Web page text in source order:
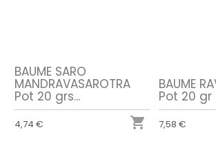
BAUME SARO
MANDRAVASAROTRA
Pot 20 grs...
4,74 € 
BAUME
Pot 20 gr
7,58 €